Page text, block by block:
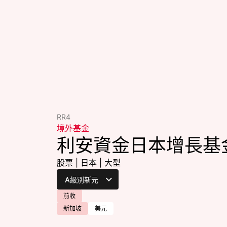
RR4
境外基金
利安資金日本增長基
股票 日本 大型
前收
新加坡
美元